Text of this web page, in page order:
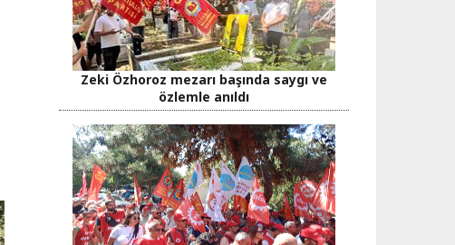
Zeki Özhoroz mezarı başında saygı ve
özlemle anıldı